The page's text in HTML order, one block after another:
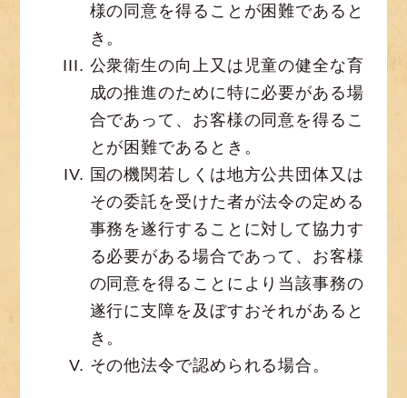
様の同意を得ることが困難であると
き。
公衆衛生の向上又は児童の健全な育
成の推進のために特に必要がある場
合であって、お客様の同意を得るこ
とが困難であるとき。
国の機関若しくは地方公共団体又は
その委託を受けた者が法令の定める
事務を遂行することに対して協力す
る必要がある場合であって、お客様
の同意を得ることにより当該事務の
遂行に支障を及ぼすおそれがあると
き。
その他法令で認められる場合。